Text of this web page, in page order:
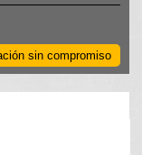
sin compromiso